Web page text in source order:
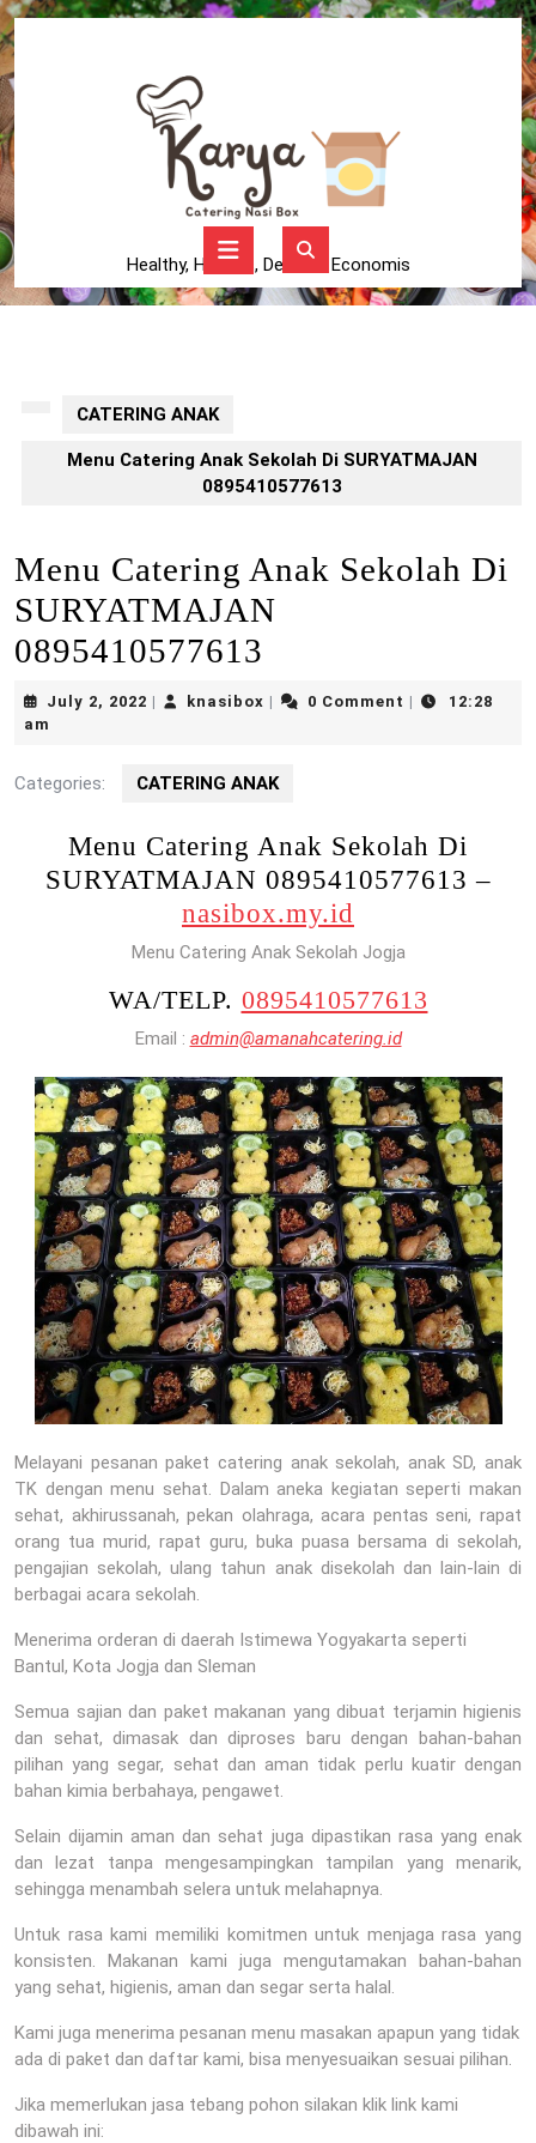
Skip
to
content
Healthy, Higienis, Delicius, Economis
Button
CATERING ANAK
Menu Catering Anak Sekolah Di SURYATMAJAN
0895410577613
Menu Catering Anak Sekolah Di
SURYATMAJAN
0895410577613
July 2, 2022 July
knasibox knasibox0 Comment
12:28
am
Categories: CATERING ANAK
Menu Catering Anak Sekolah Di
SURYATMAJAN 0895410577613 –
nasibox.my.id
Menu Catering Anak Sekolah Jogja
WA/TELP. 0895410577613
Email : admin@amanahcatering.id
Melayani pesanan paket catering anak sekolah, anak SD, anak
TK dengan menu sehat. Dalam aneka kegiatan seperti makan
sehat, akhirussanah, pekan olahraga, acara pentas seni, rapat
orang tua murid, rapat guru, buka puasa bersama di sekolah,
pengajian sekolah, ulang tahun anak disekolah dan lain-lain di
berbagai acara sekolah.
Menerima orderan di daerah Istimewa Yogyakarta seperti
Bantul, Kota Jogja dan Sleman
Semua sajian dan paket makanan yang dibuat terjamin higienis
dan sehat, dimasak dan diproses baru dengan bahan-bahan
pilihan yang segar, sehat dan aman tidak perlu kuatir dengan
bahan kimia berbahaya, pengawet.
Selain dijamin aman dan sehat juga dipastikan rasa yang enak
dan lezat tanpa mengesampingkan tampilan yang menarik,
sehingga menambah selera untuk melahapnya.
Untuk rasa kami memiliki komitmen untuk menjaga rasa yang
konsisten. Makanan kami juga mengutamakan bahan-bahan
yang sehat, higienis, aman dan segar serta halal.
Kami juga menerima pesanan menu masakan apapun yang tidak
ada di paket dan daftar kami, bisa menyesuaikan sesuai pilihan.
Jika memerlukan jasa tebang pohon silakan klik link kami
dibawah ini: